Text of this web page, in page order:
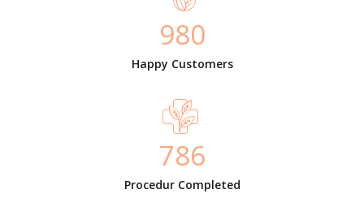
980
Happy Customers
786
Procedur Completed